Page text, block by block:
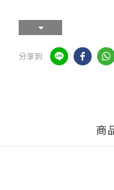
分享到
商